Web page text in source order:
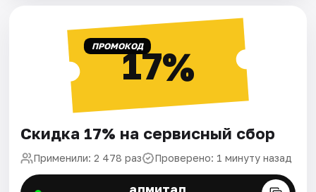
ПРОМОКОД17%
Скидка 17% на сервисный сбор
Применили: 2 478 раз Проверено: 1 минуту назад